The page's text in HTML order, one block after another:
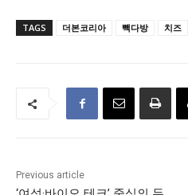
TAGS 더본코리아 빽다방 치즈
Previous article